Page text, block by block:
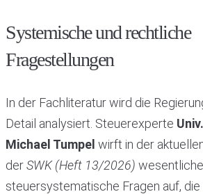
Systemische und rechtliche
Fragestellungen
In der Fachliteratur wird die
Detail analysiert. Steuerexperte
Michael Tumpel wirft in der
derSWK (Heft 13/2026) wesentliche
steuersystematische Fragen auf, die